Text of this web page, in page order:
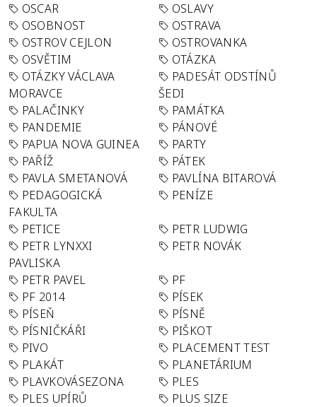
OSCAR
OSLAVY
OSOBNOST
OSTRAVA
OSTROV CEJLON
OSTROVANKA
OSVĚTIM
OTÁZKA
OTÁZKY VÁCLAVA
MORAVCE
PADESÁT ODSTÍNŮ
ŠEDI
PALAČINKY
PAMÁTKA
PANDEMIE
PÁNOVÉ
PAPUA NOVA GUINEA
PARTY
PAŘÍŽ
PÁTEK
PAVLA SMETANOVÁ
PAVLÍNA BITAROVÁ
PEDAGOGICKÁ
FAKULTA
PENÍZE
PETICE
PETR LUDWIG
PETR LYNXXI
PAVLISKA
PETR NOVÁK
PETR PAVEL
PF
PF 2014
PÍSEK
PÍSEŇ
PÍSNĚ
PÍSNIČKÁŘI
PIŠKOT
PIVO
PLACEMENT TEST
PLAKÁT
PLANETÁRIUM
PLAVKOVÁSEZONA
PLES
PLES UPÍRŮ
PLUS SIZE